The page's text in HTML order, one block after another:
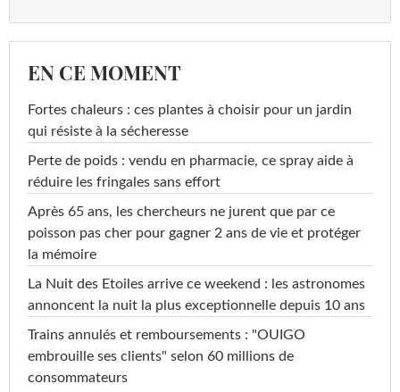
EN CE MOMENT
Fortes chaleurs : ces plantes à choisir pour un jardin
qui résiste à la sécheresse
Perte de poids : vendu en pharmacie, ce spray aide à
réduire les fringales sans effort
Après 65 ans, les chercheurs ne jurent que par ce
poisson pas cher pour gagner 2 ans de vie et protéger
la mémoire
La Nuit des Etoiles arrive ce weekend : les astronomes
annoncent la nuit la plus exceptionnelle depuis 10 ans
Trains annulés et remboursements : "OUIGO
embrouille ses clients" selon 60 millions de
consommateurs